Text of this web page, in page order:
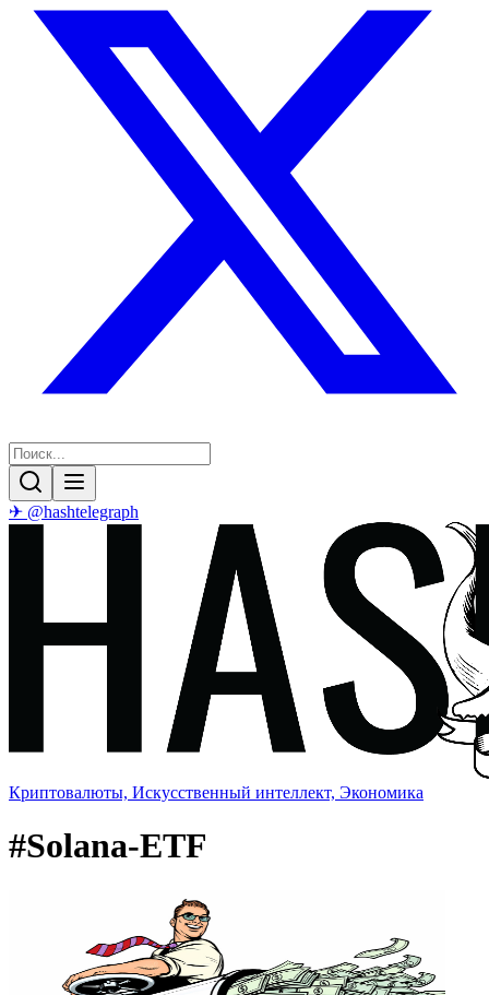
✈ @hashtelegraph
Криптовалюты, Искусственный интеллект, Экономика
#Solana-ETF